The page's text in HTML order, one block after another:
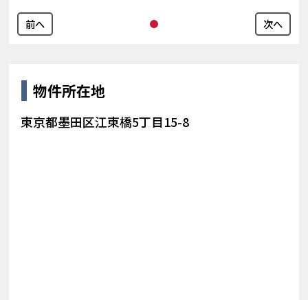
前へ 次へ
物件所在地
東京都墨田区江東橋5丁目15-8